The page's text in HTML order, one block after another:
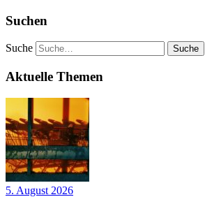
Suchen
Suche
Aktuelle Themen
5. August 2026